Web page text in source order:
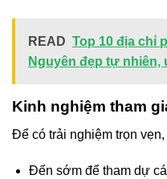
READ Top 10 địa chỉ
Nguyên đẹp tự nhiên,
Kinh nghiệm tham
Để có trải nghiệm trọn vẹn,
Đến sớm để tham dự